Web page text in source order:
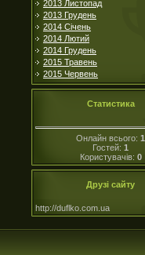
2013 Листопад
2013 Грудень
2014 Січень
2014 Лютий
2014 Грудень
2015 Травень
2015 Червень
Статистика
Онлайн всього: 1
Гостей: 1
Користувачів: 0
Друзі сайту
http://duflko.com.ua